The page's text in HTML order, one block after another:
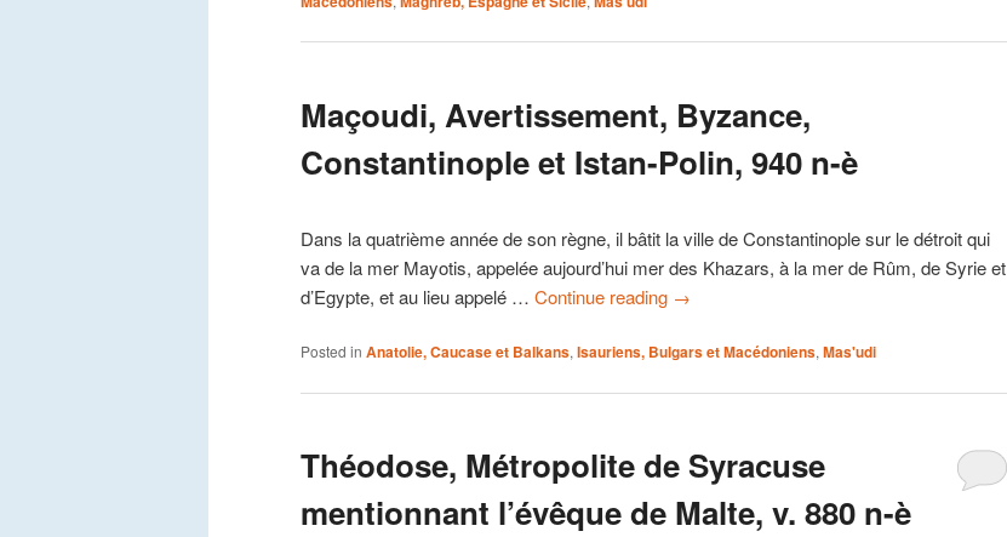
Maçoudi, Avertissement, Byzance,
Constantinople et Istan-Polin, 940 n-è
Dans la quatrième année de son règne, il bâtit la ville de Constantinople sur le détroit qui
va de la mer Mayotis, appelée aujourd’hui mer des Khazars, à la mer de Rûm, de Syrie et
d’Egypte, et au lieu appelé … Continue reading →
Posted in Anatolie, Caucase et Balkans, Isauriens, Bulgars et Macédoniens, Mas'udi
Théodose, Métropolite de Syracuse
mentionnant l’évêque de Malte, v. 880 n-è